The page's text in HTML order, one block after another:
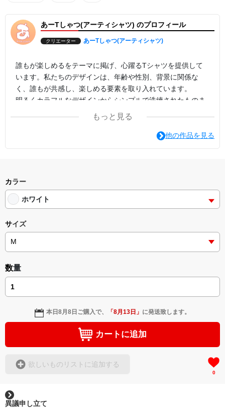
あーTしゃつ(アーティシャツ) のプロフィール
クリエーター あーTしゃつ(アーティシャツ)
誰もが楽しめるをテーマに掲げ、心躍るTシャツを提供して
います。私たちのデザインは、年齢や性別、背景に関係な
く、誰もが共感し、楽しめる要素を取り入れています。
明るくカラフルなデザインからシンプルで洗練されたものま
で、幅広いラインナップを取り揃えており、どんな場面でも
笑顔を引き出すことができること間違いありません。
自分自身や大切な人へのプレゼントにも最適です。是非、私
もっと見る
他の作品を見る
カラー
ホワイト
サイズ
数量
本日8月8日 ご購入で、 「8月13日 」 に発送致します。
カートに追加
欲しいものリストに追加する
0
異議申し立て